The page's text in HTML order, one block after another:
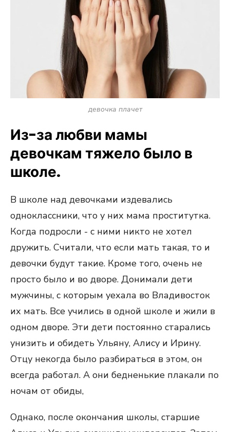
девочка плачет
Из-за любви мамы
девочкам тяжело было в
школе.
В школе над девочками издевались
одноклассники, что у них мама проститутка.
Когда подросли - с ними никто не хотел
дружить. Считали, что если мать такая, то и
девочки будут такие. Кроме того, очень не
просто было и во дворе. Донимали дети
мужчины, с которым уехала во Владивосток
их мать. Все учились в одной школе и жили в
одном дворе. Эти дети постоянно старались
унизить и обидеть Ульяну, Алису и Ирину.
Отцу некогда было разбираться в этом, он
всегда работал. А они бедненькие плакали по
ночам от обиды,
Однако, после окончания школы, старшие